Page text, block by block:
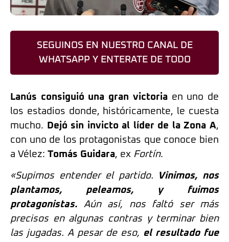
SEGUINOS EN NUESTRO CANAL DE
WHATSAPP Y ENTERATE DE TODO
Lanús consiguió una gran victoriaen uno de
los estadios donde, históricamente, le cuesta
mucho.
Dejó sin invicto al líder de la Zona A,
con uno de los protagonistas que conoce bien
a Vélez: Tomás Guidara, ex Fortín.
«Supimos entender el partido.
Vinimos, nos
plantamos, peleamos, y fuimos
protagonistas. Aún así, nos faltó ser más
precisos en algunas contras y terminar bien
las jugadas. A pesar de eso, el resultado fue